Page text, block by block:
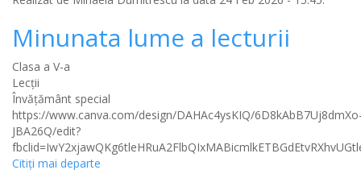
Minunata lume a lecturii
Clasa a V-a
Lecții
Învăţământ special
https://www.canva.com/design/DAHAc4ysKIQ/
JBA26Q/edit?
Citiţi mai departe